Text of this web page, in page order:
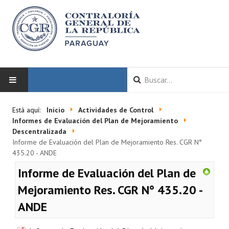
LA CGR
Autoridades
Misión y Visión
Marco Normativo
Está aquí: Inicio
Actividades de Control
Informes de Evaluación del Plan de Mejoramiento
Descentralizada
Informe de Evaluación del Plan de Mejoramiento Res. CGR N°
435.20 - ANDE
Informe de Evaluación del Plan de
Mejoramiento Res. CGR N° 435.20 -
ANDE